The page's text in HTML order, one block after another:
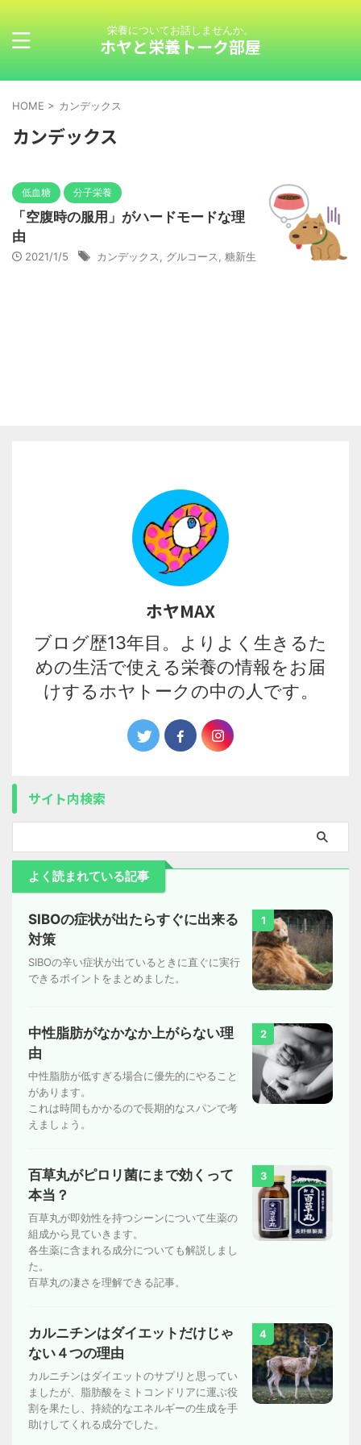
栄養についてお話しませんか。
ホヤと栄養トーク部屋
HOME > カンデックス
カンデックス
低血糖 分子栄養
「空腹時の服用」がハードモードな理
由
2021/1/5 カンデックス グルコース 糖新生
ホヤMAX
ブログ歴13年目。よりよく生きるた
めの生活で使える栄養の情報をお届
けするホヤトークの中の人です。
サイト内検索
よく読まれている記事
1
SIBOの症状が出たらすぐに出来る
対策
SIBOの辛い症状が出ているときに直ぐに実行
できるポイントをまとめました。
2
中性脂肪がなかなか上がらない理
由
中性脂肪が低すぎる場合に優先的にやること
があります。
これは時間もかかるので長期的なスパンで考
えましょう。
3
百草丸がピロリ菌にまで効くって
本当？
百草丸が即効性を持つシーンについて生薬の
組成から見ていきます。
各生薬に含まれる成分についても解説しまし
た。
百草丸の凄さを理解できる記事。
4
カルニチンはダイエットだけじゃ
ない４つの理由
カルニチンはダイエットのサプリと思ってい
ましたが、脂肪酸をミトコンドリアに運ぶ役
割を果たし、持続的なエネルギーの生成を手
助けしてくれる成分でした。